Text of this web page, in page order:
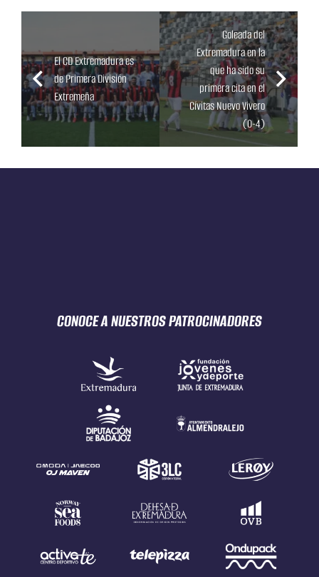
El CD Extremadura es
de Primera División
Extremeña
Goleada del
Extremadura en la
que ha sido su
primera cita en el
Cívitas Nuevo Vivero
(0-4)
CONOCE A NUESTROSPATROCINADORES